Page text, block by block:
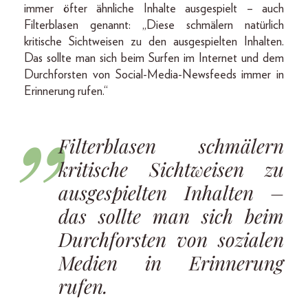
immer öfter ähnliche Inhalte ausgespielt – auch
Filterblasen genannt: „Diese schmälern natürlich
kritische Sichtweisen zu den ausgespielten Inhalten.
Das sollte man sich beim Surfen im Internet und dem
Durchforsten von Social-Media-Newsfeeds immer in
Erinnerung rufen.“
Filterblasen schmälern
kritische Sichtweisen zu
ausgespielten Inhalten –
das sollte man sich beim
Durchforsten von sozialen
Medien in Erinnerung
rufen.